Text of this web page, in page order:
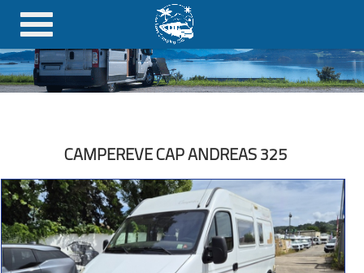
CAMPEREVE CAP ANDREAS 325